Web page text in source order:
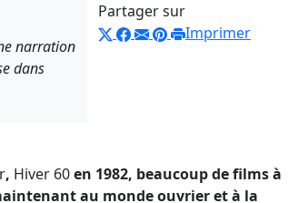
narration
dans
Partager sur
Imprimer
, Hiver 60en 1982, beaucoup de films à
au monde ouvrier et à la